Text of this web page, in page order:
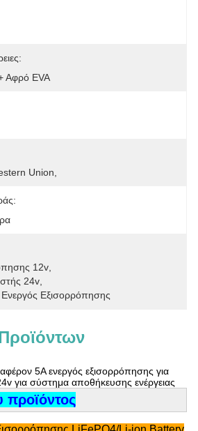
Αφρό EVA
Union,
12v
24v
Εξισορρόπησης
5A ενεργός εξισορρόπησης για
για σύστημα αποθήκευσης ενέργειας
προϊόντος